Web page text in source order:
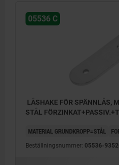
05536 C
LÅSHAKE FÖR SPÄNNLÅS,
STÅL
MATERIAL GRUNDKROPP=STÅL
Beställningsnummer: 05536-